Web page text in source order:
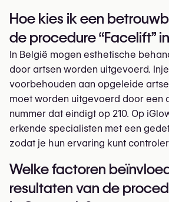
Hoe kies ik een
de procedure “Facelift”
In België mogen esthetische
door artsen worden uitgevoerd.
voorbehouden aan opgeleide
moet worden uitgevoerd door een
nummer dat eindigt op 210. Op
erkende specialisten met een
zodat je hun ervaring kunt
Welke factoren
resultaten van de